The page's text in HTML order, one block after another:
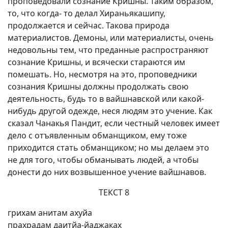
то, что когда- то делал Хираньякашипу,
продолжается и сейчас. Такова природа
материалистов. Демоны, или материалисты, очень
недовольны тем, что преданные распространяют
сознание Кришны, и всячески стараются им
помешать. Но, несмотря на это, проповедники
сознания Кришны должны продолжать свою
деятельность, будь то в вайшнавской или какой-
нибудь другой одежде, неся людям это учение. Как
сказал Чанакья Пандит, если честный человек имеет
дело с отъявленным обманщиком, ему тоже
приходится стать обманщиком; но мы делаем это
не для того, чтобы обманывать людей, а чтобы
донести до них возвышенное учение вайшнавов.
ТЕКСТ 8
грихам анитам ахуйа
прахрадам даитйа-йаджаках